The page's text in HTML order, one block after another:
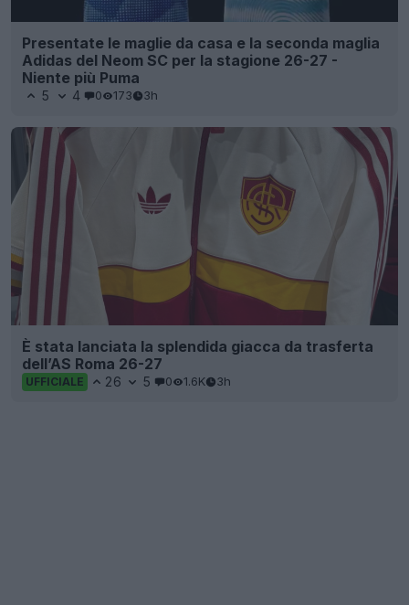
Presentate le maglie da casa e la seconda maglia
Adidas del Neom SC per la stagione 26-27 -
Niente più Puma
5 4 0 173 3h
È stata lanciata la splendida giacca da trasferta
dell’AS Roma 26-27
UFFICIALE 26 5 0 1.6K 3h